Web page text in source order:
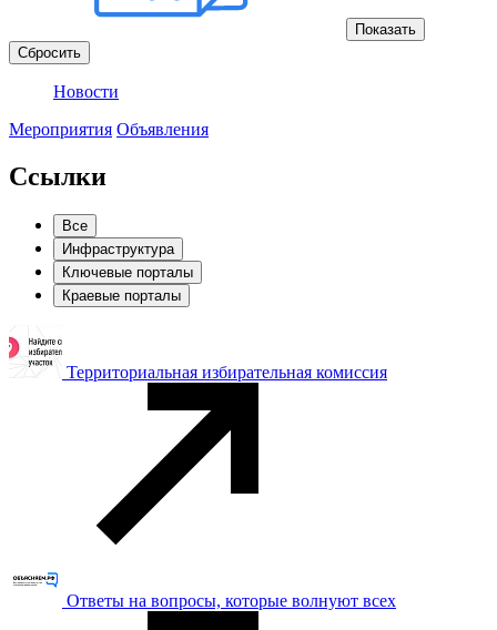
Показать
Сбросить
Новости
Мероприятия Объявления
Ссылки
Все
Инфраструктура
Ключевые порталы
Краевые порталы
Территориальная избирательная комиссия
Ответы на вопросы, которые волнуют всех